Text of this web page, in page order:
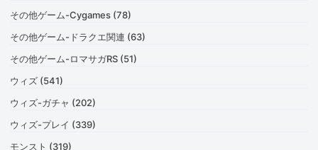
その他ゲーム-Cygames (78)
その他ゲーム-ドラクエ関連 (63)
その他ゲーム-ロマサガRS (51)
ウィズ (541)
ウィズ-ガチャ (202)
ウィズ-プレイ (339)
モンスト (319)